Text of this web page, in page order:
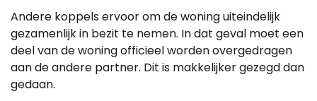
Andere koppels ervoor om de woning uiteindelijk
gezamenlijk in bezit te nemen. In dat geval moet een
deel van de woning officieel worden overgedragen
aan de andere partner. Dit is makkelijker gezegd dan
gedaan.